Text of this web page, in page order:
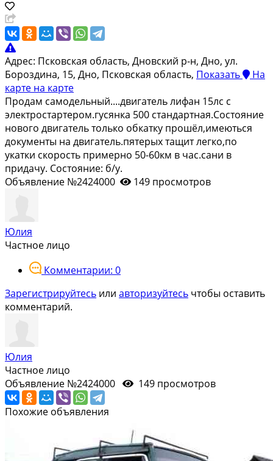
Адрес: Псковская область, Дновский р-н, Дно, ул.
Бороздина, 15, Дно, Псковская область, Показать
На
карте на карте
Продам самодельный....двигатель лифан 15лс с
электростартером.гусянка 500 стандартная.Состояние
нового двигатель только обкатку прошёл,имеються
документы на двигатель.пятерых тащит легко,по
укатки скорость примерно 50-60км в час.сани в
придачу. Состояние: б/у.
Объявление №2424000
149 просмотров
Юлия
Частное лицо
Комментарии: 0
Зарегистрируйтесь или авторизуйтесь чтобы оставить
комментарий.
Юлия
Частное лицо
Объявление №2424000
149 просмотров
Похожие объявления